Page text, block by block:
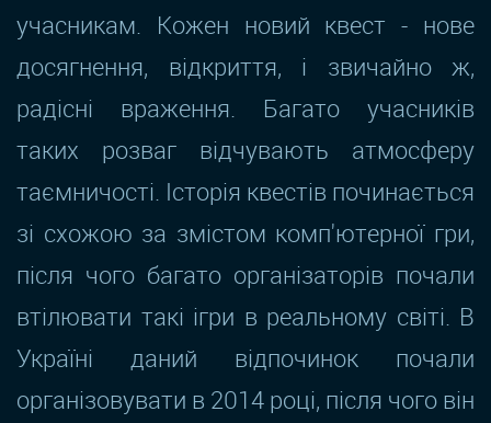
учасникам. Кожен новий квест - нове
досягнення, відкриття, і звичайно ж,
радісні враження. Багато учасників
таких розваг відчувають атмосферу
таємничості. Історія квестів починається
зі схожою за змістом комп'ютерної гри,
після чого багато організаторів почали
втілювати такі ігри в реальному світі. В
Україні даний відпочинок почали
організовувати в 2014 році, після чого він